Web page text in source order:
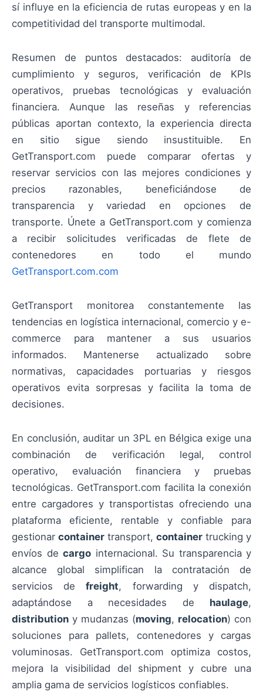
sí influye en la eficiencia de rutas europeas y en la
competitividad del transporte multimodal.
Resumen de puntos destacados: auditoría de
cumplimiento y seguros, verificación de KPIs
operativos, pruebas tecnológicas y evaluación
financiera. Aunque las reseñas y referencias
públicas aportan contexto, la experiencia directa
en sitio sigue siendo insustituible. En
GetTransport.com puede comparar ofertas y
reservar servicios con las mejores condiciones y
precios razonables, beneficiándose de
transparencia y variedad en opciones de
transporte. Únete a GetTransport.com y comienza
a recibir solicitudes verificadas de flete de
contenedores en todo el mundo
GetTransport.com.com
GetTransport monitorea constantemente las
tendencias en logística internacional, comercio y e-
commerce para mantener a sus usuarios
informados. Mantenerse actualizado sobre
normativas, capacidades portuarias y riesgos
operativos evita sorpresas y facilita la toma de
decisiones.
En conclusión, auditar un 3PL en Bélgica exige una
combinación de verificación legal, control
operativo, evaluación financiera y pruebas
tecnológicas. GetTransport.com facilita la conexión
entre cargadores y transportistas ofreciendo una
plataforma eficiente, rentable y confiable para
gestionar container transport, container trucking y
envíos de cargo internacional. Su transparencia y
alcance global simplifican la contratación de
servicios defreight, forwarding y dispatch,
adaptándose a necesidades de haulage,
distribution y mudanzas (moving, relocation) con
soluciones para pallets, contenedores y cargas
voluminosas. GetTransport.com optimiza costos,
mejora la visibilidad del shipment y cubre una
amplia gama de servicios logísticos confiables.